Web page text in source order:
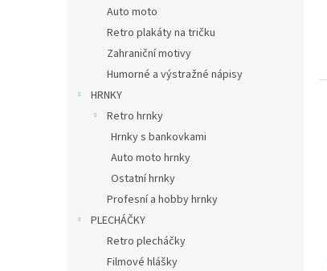
Auto moto
Retro plakáty na tričku
Zahraniční motivy
Humorné a výstražné nápisy
HRNKY
Retro hrnky
Hrnky s bankovkami
Auto moto hrnky
Ostatní hrnky
Profesní a hobby hrnky
PLECHÁČKY
Retro plecháčky
Filmové hlášky